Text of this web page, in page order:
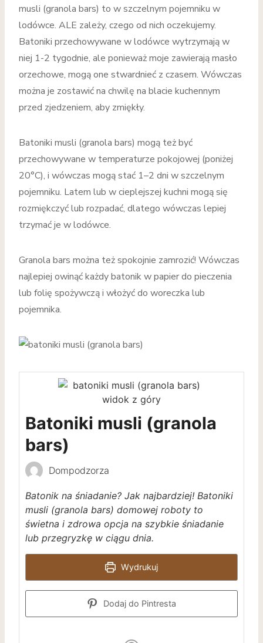
musli (granola bars) to w szczelnym pojemniku w
lodówce. ALE zależy, czego od nich oczekujemy.
Batoniki przechowywane w lodówce wytrzymają w
niej 1-2 tygodnie, ale ponieważ moje zawierają masło
orzechowe, mogą one stwardnieć z czasem. Wówczas
można je zostawić na chwilę na blacie kuchennym
przed zjedzeniem, aby zmiękły.
Batoniki musli (granola bars) mogą też być
przechowywane w temperaturze pokojowej (poniżej
20°C), i wówczas mogą stać 1–2 dni w szczelnym
pojemniku. Latem lub w cieplejszej kuchni mogą się
rozmiękczyć lub rozpadać, dlatego wówczas lepiej
trzymać je w lodówce.
Granola bars można też spokojnie zamrozić! Wówczas
najlepiej owinąć każdy batonik w papier do pieczenia
lub folię spożywczą i włożyć do woreczka lub
pojemnika.
Batoniki musli (granola
bars)
Dompodzorza
Batonik na śniadanie? Jak najbardziej! Batoniki
musli (granola bars) domowej roboty to
świetna i zdrowa opcja na szybkie śniadanie
lub przegryzkę w ciągu dnia.
Wydrukuj
Dodaj do Pintresta